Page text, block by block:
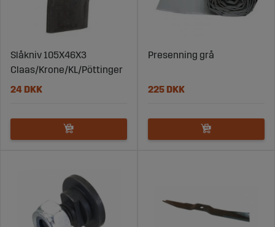
Slåkniv 105X46X3
Claas/Krone/KL/Pöttinger
24 DKK
Presenning grå
225 DKK